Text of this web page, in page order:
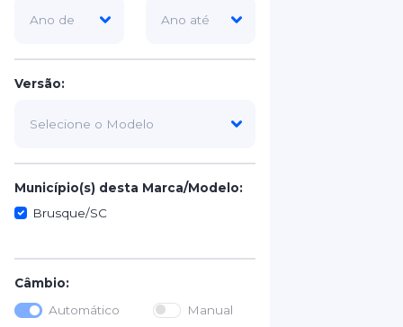
Versão:
Município(s) desta Marca/Modelo:
Brusque/SC
Câmbio:
Automático
Manual